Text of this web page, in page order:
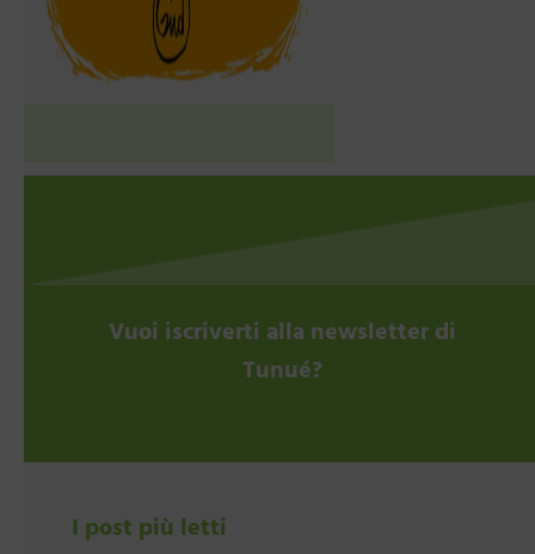
Vuoi iscriverti alla newsletter di
Tunué?
I post più letti